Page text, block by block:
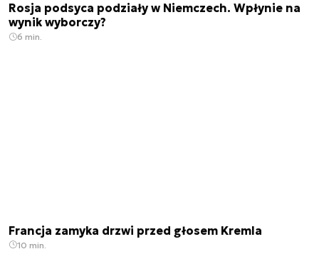
Rosja podsyca podziały w Niemczech. Wpłynie na
wynik wyborczy?
6 min.
Francja zamyka drzwi przed głosem Kremla
10 min.